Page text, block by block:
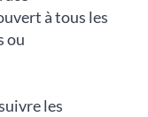
à tous les
ou
les